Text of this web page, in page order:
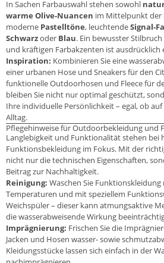
In Sachen Farbauswahl stehen sowohl
warme Olive-Nuancen im Mittelpunkt der
moderne Pastelltöne, leuchtendeSignal-
Schwarzoder Blau. Ein bewusster
und kräftigen Farbakzenten ist ausdrücklich
Inspiration: Kombinieren Sie eine
einer urbanen Hose und Sneakers für den
funktionelle Outdoorhosen und Fleece für
bleiben Sie nicht nur optimal geschützt,
Ihre individuelle Persönlichkeit – egal, ob
Alltag.
Pflegehinweise für Outdoorbekleidung und
Langlebigkeit und Funktionalität stehen bei
Funktionsbekleidung im Fokus. Mit der
nicht nur die technischen Eigenschaften,
Beitrag zur Nachhaltigkeit.
Reinigung: Waschen Sie
Temperaturen und mit speziellem
Weichspüler – dieser kann atmungsaktive
die wasserabweisende Wirkung
Imprägnierung: Frischen Sie die
Jacken und Hosen wasser- sowie
Kleidungsstücke lassen sich einfach in der